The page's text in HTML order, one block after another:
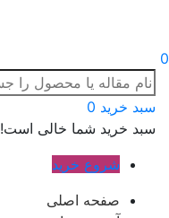
0
سبد خرید 0
سبد خرید شما خالی است!
شروع خرید
صفحه اصلی